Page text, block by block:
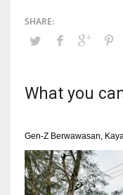
What you
Gen-Z Berwawasan,